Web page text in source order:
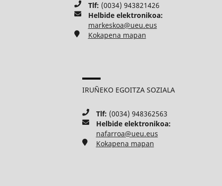
Tlf: (0034) 943821426
Helbide elektronikoa:
markeskoa@ueu.eus
Kokapena mapan
IRUÑEKO EGOITZA SOZIALA
Tlf: (0034) 948362563
Helbide elektronikoa:
nafarroa@ueu.eus
Kokapena mapan